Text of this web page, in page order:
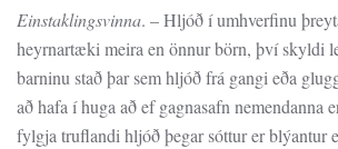
Einstaklingsvinna. – Hljóð í umhverfinu
heyrnartæki meira en önnur börn, því skyldi
barninu stað þar sem hljóð frá gangi eða
að hafa í huga að ef gagnasafn nemendanna
fylgja truflandi hljóð þegar sóttur er blýantur